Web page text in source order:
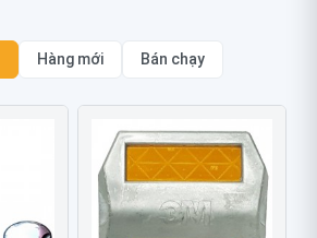
Hàng mới Bán chạy